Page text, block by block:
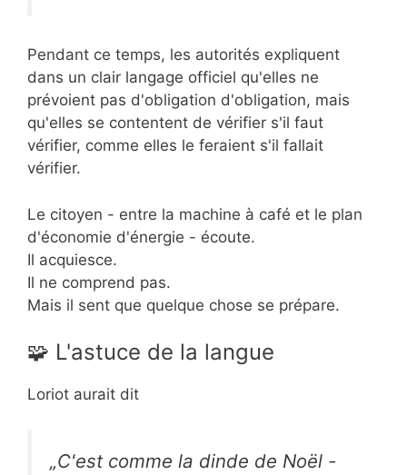
Pendant ce temps, les autorités expliquent
dans un clair langage officiel qu'elles ne
prévoient pas d'obligation d'obligation, mais
qu'elles se contentent de vérifier s'il faut
vérifier, comme elles le feraient s'il fallait
vérifier.
Le citoyen - entre la machine à café et le plan
d'économie d'énergie - écoute.
Il acquiesce.
Il ne comprend pas.
Mais il sent que quelque chose se prépare.
🧩 L'astuce de la langue
Loriot aurait dit
„C'est comme la dinde de Noël -